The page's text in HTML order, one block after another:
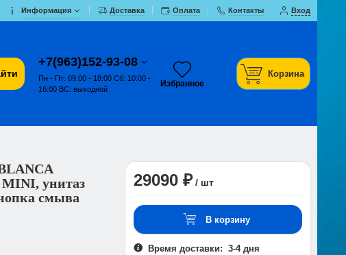
Информация Доставка Оплата Контакты Вход
+7(963)152-93-08
Пн - Пт: 09:00 - 18:00 Сб: 10:00 -
16:00 ВС: выходной
Избранное
Корзина
унитаз
смыва
29090 ₽/ шт
В корзину
Время доставки: 3-4 дня